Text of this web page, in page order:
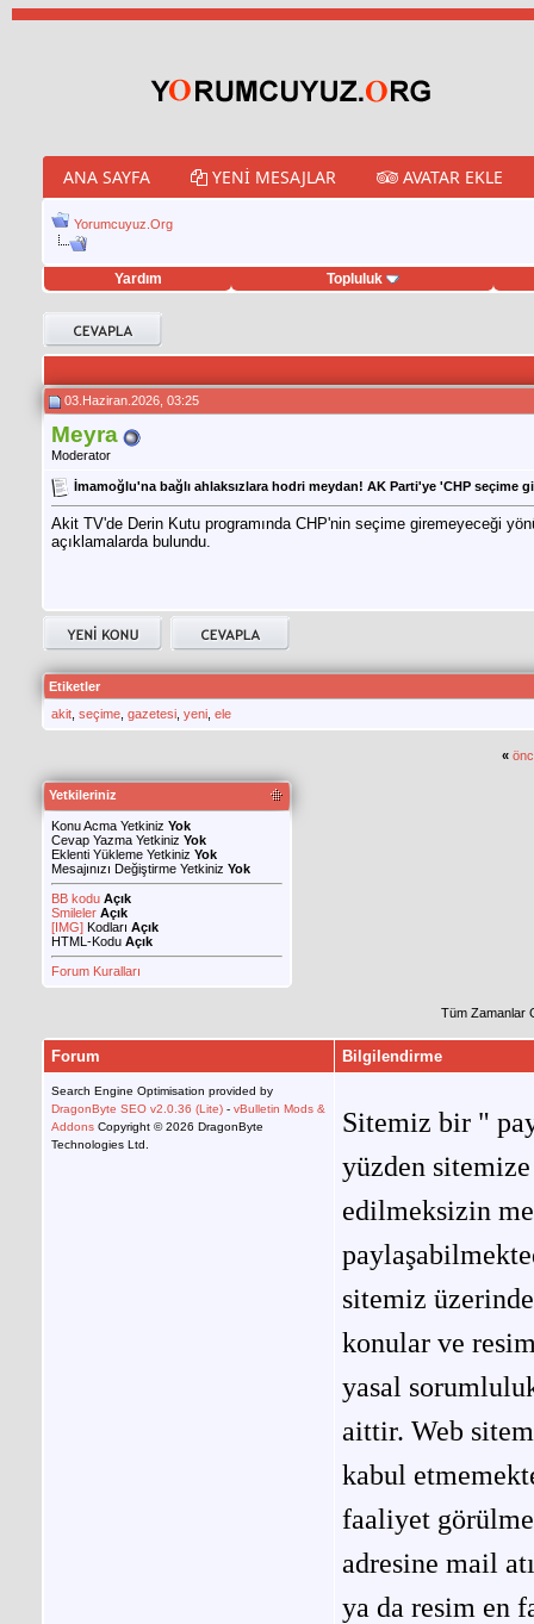
ANA SAYFA YENI MESAJLAR AVATAR EKLE
Yorumcuyuz.Org
Yardım Topluluk
hilesi
03.Haziran.2026, 03:25
Meyra
Moderator
İmamoğlu'na bağlı ahlaksızlara hodri meydan! AK Parti'ye 'CHP seçime
Akit TV'de Derin Kutu programında CHP'nin seçime giremeyeceği
açıklamalarda bulundu.
Etiketler
akit seçime gazetesi yeni ele
«
Yetkileriniz
Konu Acma Yetkiniz Yok
Cevap Yazma Yetkiniz Yok
Eklenti Yükleme Yetkiniz Yok
Mesajınızı Değiştirme Yetkiniz Yok
BB kodu Açık
Smileler Açık
[IMG] Kodları Açık
HTML-Kodu Açık
Forum Kuralları
Tüm Zamanlar
Forum Bilgilendirme
Search Engine Optimisation provided by
DragonByte SEO v2.0.36 (Lite) - vBulletin Mods &
Addons Copyright © 2026 DragonByte
Technologies Ltd.
Sitemiz bir "
yüzden
edilmeksizin
sitemiz
konular ve
yasal
aittir. Web
kabul
faaliyet
adresine mail
ya da resim en